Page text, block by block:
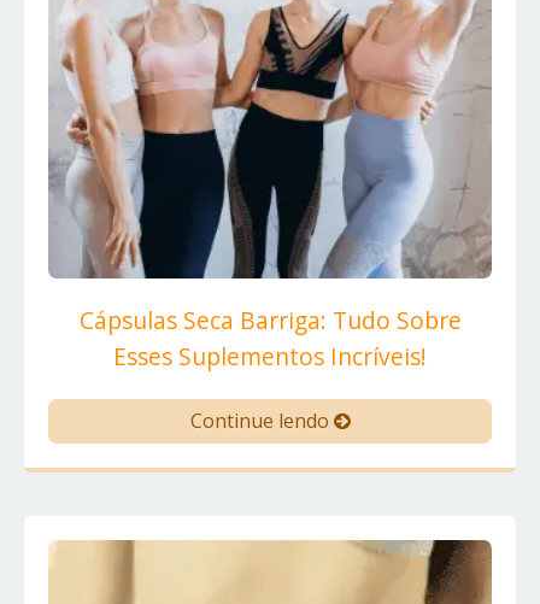
Cápsulas Seca Barriga: Tudo Sobre
Esses Suplementos Incríveis!
Continue lendo